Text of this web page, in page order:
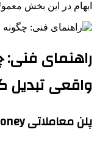
ابهام در این بخش
راهنمای فنی:
واقعی تبدیل
پلن معاملاتی Smart Money برای پاس کردن چالش